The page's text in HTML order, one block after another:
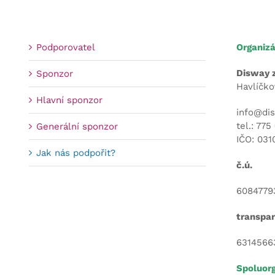
Podporovatel
Sponzor
Hlavní sponzor
Generální sponzor
Jak nás podpořit?
Disway
tel.: 775
IČO:
č.ú.